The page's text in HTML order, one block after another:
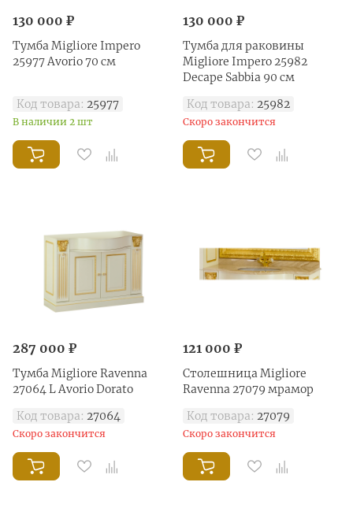
130 000 ₽
Тумба Migliore Impero
25977 Avorio 70 см
Код товара: 25977
В наличии 2 шт
130 000 ₽
Тумба для раковины
Migliore Impero 25982
Decape Sabbia 90 см
Код товара: 25982
Скоро закончится
287 000 ₽
Тумба Migliore Ravenna
27064 L Avorio Dorato
Код товара: 27064
Скоро закончится
121 000 ₽
Столешница Migliore
Ravenna 27079 мрамор
Код товара: 27079
Скоро закончится